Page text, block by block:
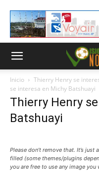
Inicio Thierry Henry se
se interesa en Michy Batshuayi
Thierry Henry
Batshuayi
Please don’t remove that. It’s
filled (some themes/plugins
you are free to use any image